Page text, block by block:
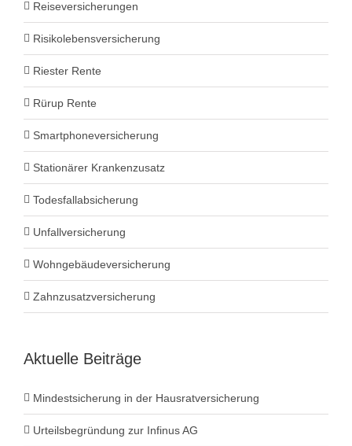
Reiseversicherungen
Risikolebensversicherung
Riester Rente
Rürup Rente
Smartphoneversicherung
Stationärer Krankenzusatz
Todesfallabsicherung
Unfallversicherung
Wohngebäudeversicherung
Zahnzusatzversicherung
Aktuelle Beiträge
Mindestsicherung in der Hausratversicherung
Urteilsbegründung zur Infinus AG